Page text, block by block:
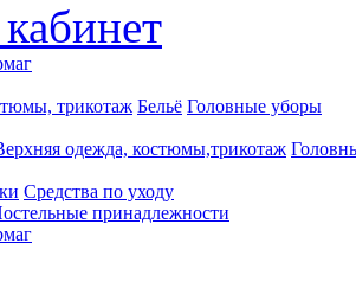
трикотаж Бельё Головные уборы
одежда, костюмы,трикотаж
Средства по уходу
принадлежности